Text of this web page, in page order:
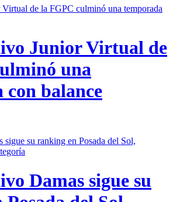
Junior Virtual de
una
con balance
Damas sigue su